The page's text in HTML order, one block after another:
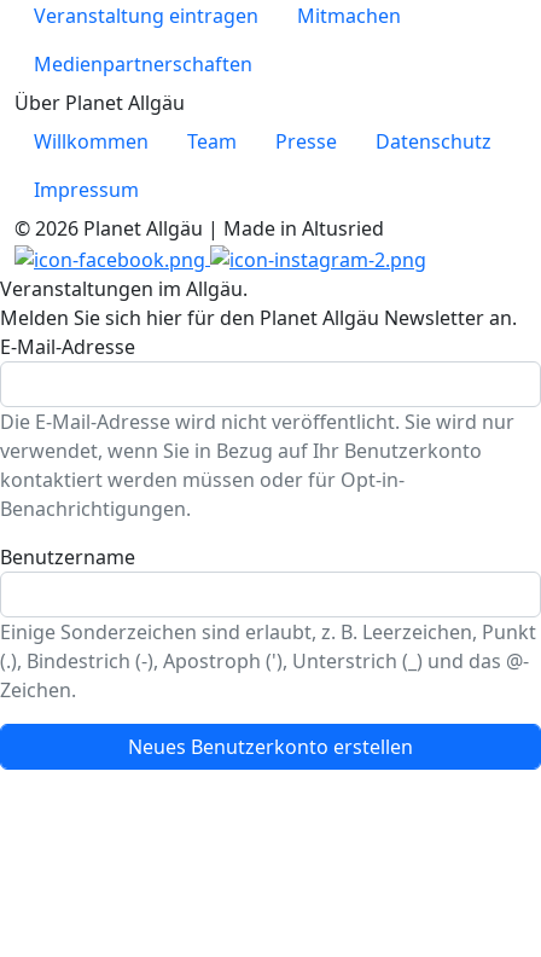
Veranstaltung eintragen
Mitmachen
Medienpartnerschaften
Über Planet Allgäu
Willkommen
Team Presse
Datenschutz
Impressum
© 2026 Planet Allgäu | Made in Altusried
Veranstaltungen im Allgäu.
Melden Sie sich hier für den Planet Allgäu Newsletter an.
E-Mail-Adresse
Die E-Mail-Adresse wird nicht veröffentlicht. Sie wird nur
verwendet, wenn Sie in Bezug auf Ihr Benutzerkonto
kontaktiert werden müssen oder für Opt-in-
Benachrichtigungen.
Benutzername
Einige Sonderzeichen sind erlaubt, z. B. Leerzeichen, Punkt
(.), Bindestrich (-), Apostroph ('), Unterstrich (_) und das @-
Zeichen.